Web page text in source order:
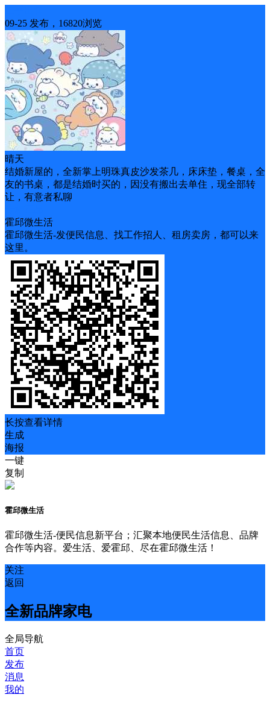
09-25 发布，16820浏览
晴天
结婚新屋的，全新掌上明珠真皮沙发茶几，床床垫，餐桌，全
友的书桌，都是结婚时买的，因没有搬出去单住，现全部转
让，有意者私聊
霍邱微生活
霍邱微生活-发便民信息、找工作招人、租房卖房，都可以来
这里。
长按查看详情
生成
海报
一键
复制
霍邱微生活
霍邱微生活-便民信息新平台；汇聚本地便民生活信息、品牌
合作等内容。爱生活、爱霍邱、尽在霍邱微生活！
关注
返回
全新品牌家电
全局导航
首页
发布
消息
我的